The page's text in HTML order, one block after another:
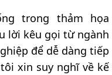
trong thảm họa
lời kêu gọi từ ngành
để dễ dàng tiếp
xin suy nghĩ về kế